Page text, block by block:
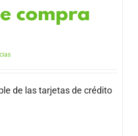
compra
de las tarjetas de crédito